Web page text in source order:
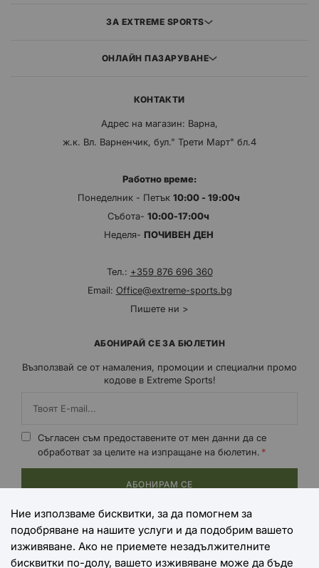
ЗА EXTREME SPORTS
ОНЛАЙН ПАЗАРУВАНЕ
КОНТАКТИ
Адрес на магазин: Варна,
ж.к. Вл. Варненчик, бул." Трети Март" бл.4
Работно време:
Понеделник - Петък 10:00 - 19:00ч
Събота- 10:00-17:00ч
Неделя- ПОЧИВЕН ДЕН
Тел.: +359 876 696 360
Email: Office@extreme-sports.bg
Пишете ни >
АБОНИРАЙ СЕ ЗА БЮЛЕТИН
Възползвай се от намаления, промоции и специални промо
кодове в Extreme Sports!
Съгласен съм предоставените от мен данни да се
обработват за целите на изпращане на бюлетин.
АБОНИРАМ СЕ
НАЧИНИ НА ПЛАЩАНЕ
Ние използваме бисквитки, за да помогнем за
подобряване на нашите услуги и да подобрим вашето
изживяване. Ако не приемете незадължителните
бисквитки по-долу, вашето изживяване може да бъде